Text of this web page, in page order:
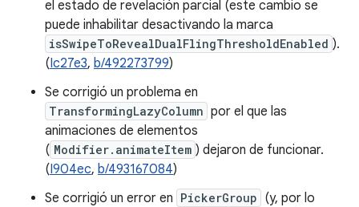
el estado de revelación parcial (este cambio se
puede inhabilitar desactivando la marca
isSwipeToRevealDualFlingThresholdEnabled ).
(Ic27e3, b/492273799)
Se corrigió un problema en
TransformingLazyColumn por el que las
animaciones de elementos
( Modifier.animateItem ) dejaron de funcionar.
(I904ec, b/493167084)
Se corrigió un error en PickerGroup (y, por lo